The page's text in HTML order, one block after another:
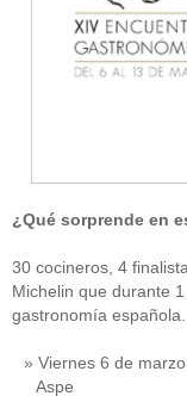
¿Qué sorprende en
30 cocineros, 4
Michelin que durante
gastronomía
Viernes 6 de
Aspe